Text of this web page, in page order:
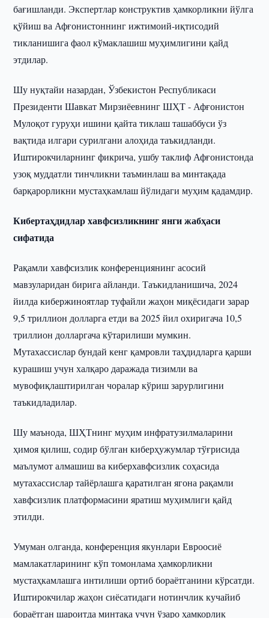
бағишланди. Экспертлар конструктив ҳамкорликни йўлга
қўйиш ва Афғонистоннинг ижтимоий-иқтисодий
тикланишига фаол кўмаклашиш муҳимлигини қайд
этдилар.
Шу нуқтайи назардан, Ўзбекистон Республикаси
Президенти Шавкат Мирзиёевнинг ШҲТ - Афғонистон
Мулоқот гуруҳи ишини қайта тиклаш ташаббуси ўз
вақтида илгари сурилгани алоҳида таъкидланди.
Иштирокчиларнинг фикрича, ушбу таклиф Афғонистонда
узоқ муддатли тинчликни таъминлаш ва минтақада
барқарорликни мустаҳкамлаш йўлидаги муҳим қадамдир.
Кибертаҳдидлар хавфсизликнинг янги жабҳаси
сифатида
Рақамли хавфсизлик конференциянинг асосий
мавзуларидан бирига айланди. Таъкидланишича, 2024
йилда кибержиноятлар туфайли жаҳон миқёсидаги зарар
9,5 триллион долларга етди ва 2025 йил охиригача 10,5
триллион долларгача кўтарилиши мумкин.
Мутахассислар бундай кенг қамровли таҳдидларга қарши
курашиш учун халқаро даражада тизимли ва
мувофиқлаштирилган чоралар кўриш зарурлигини
таъкидладилар.
Шу маънода, ШҲТнинг муҳим инфратузилмаларини
ҳимоя қилиш, содир бўлган киберҳужумлар тўғрисида
маълумот алмашиш ва киберхавфсизлик соҳасида
мутахассислар тайёрлашга қаратилган ягона рақамли
хавфсизлик платформасини яратиш муҳимлиги қайд
этилди.
Умуман олганда, конференция якунлари Евроосиё
мамлакатларининг кўп томонлама ҳамкорликни
мустаҳкамлашга интилиши ортиб бораётганини кўрсатди.
Иштирокчилар жаҳон сиёсатидаги нотинчлик кучайиб
бораётган шароитда минтақа учун ўзаро ҳамкорлик